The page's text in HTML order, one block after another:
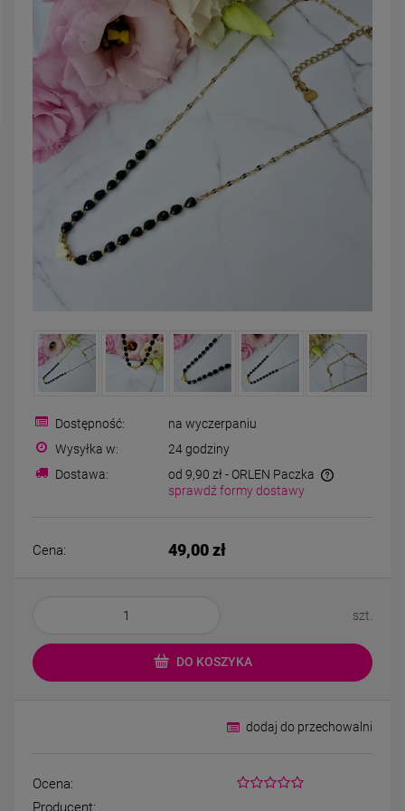
DO KOSZYKA DO KOSZYKA
CHIRURGICZNA bigiel
koniczynki różowy
kryształek
44,00 zł
Dostępność:
na wyczerpaniu
Wysyłka w:
24 godziny
Dostawa:
od 9,90 zł - ORLEN Paczka
sprawdź formy dostawy
Cena: 49,00 zł
szt.
DO KOSZYKA
dodaj do przechowalni
Ocena:
Producent: